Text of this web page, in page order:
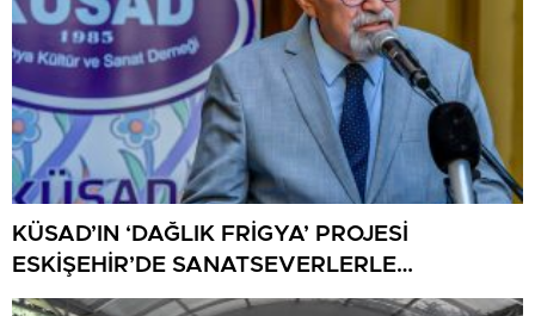
KÜSAD’IN ‘DAĞLIK FRİGYA’ PROJESİ
ESKİŞEHİR’DE SANATSEVERLERLE
BULUŞUYOR